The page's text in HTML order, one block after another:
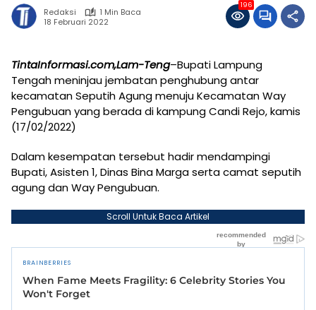
Redaksi
1 Min Baca
18 Februari 2022
196
TintaInformasi.com,Lam-Teng–Bupati Lampung
Tengah meninjau jembatan penghubung antar
kecamatan Seputih Agung menuju Kecamatan Way
Pengubuan yang berada di kampung Candi Rejo, kamis
(17/02/2022)
Dalam kesempatan tersebut hadir mendampingi
Bupati, Asisten 1, Dinas Bina Marga serta camat seputih
agung dan Way Pengubuan.
Scroll Untuk Baca Artikel